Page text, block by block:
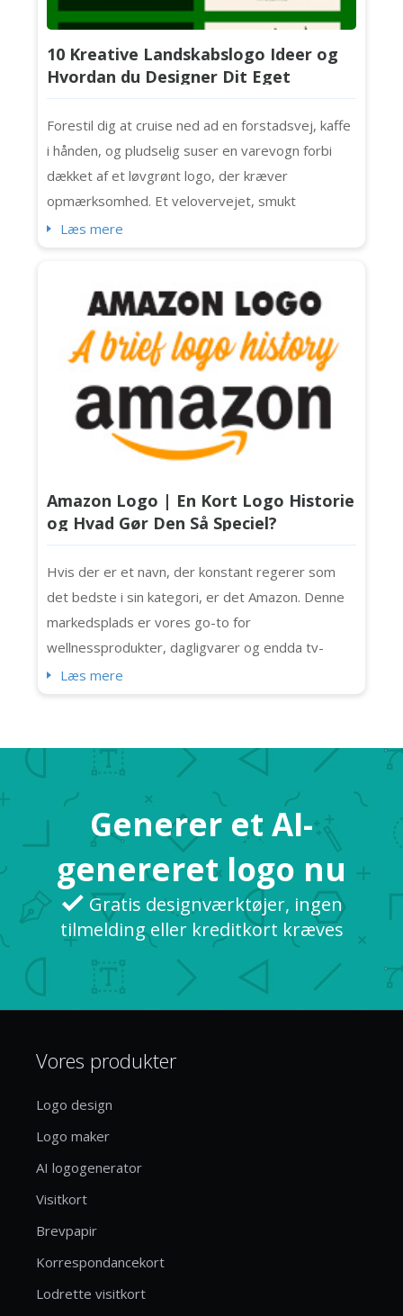
10 Kreative Landskabslogo Ideer og
Hvordan du Designer Dit Eget
Forestil dig at cruise ned ad en forstadsvej, kaffe
i hånden, og pludselig suser en varevogn forbi
dækket af et løvgrønt logo, der kræver
opmærksomhed. Et velovervejet, smukt
udformet landskabslogo kan være en rigtig
blokken. Det betyder ikke noget, om du er en
enkelt haveekspert eller et fuldt team af
græsslå...
Læs mere
Amazon Logo | En Kort Logo Historie
og Hvad Gør Den Så Speciel?
Hvis der er et navn, der konstant regerer som
det bedste i sin kategori, er det Amazon. Denne
markedsplads er vores go-to for
wellnessprodukter, dagligvarer og endda tv-
shows! Det er det brand, millioner af forbrugere
talt) købe alt, hvad vi har brug for her også.
Takket være Amazon-logoet, som har opbygget
br...
Læs mere
Generer et AI-
genereret logo nu
Gratis designværktøjer, ingen
tilmelding eller kreditkort kræves
Vores produkter
Logo design
Logo maker
AI logogenerator
Visitkort
Brevpapir
Korrespondancekort
Lodrette visitkort